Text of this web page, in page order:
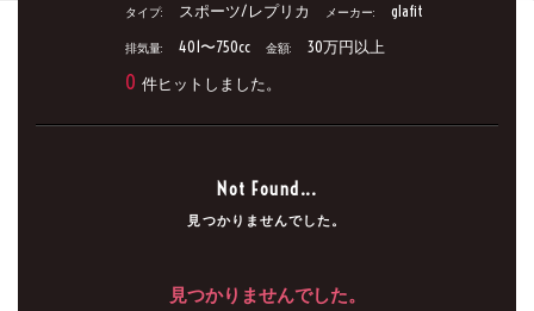
タイプ: スポーツ/レプリカ メーカー: glafit
排気量: 401〜750cc 金額: 30万円以上
0 件ヒットしました。
Not Found...
見つかりませんでした。
見つかりませんでした。